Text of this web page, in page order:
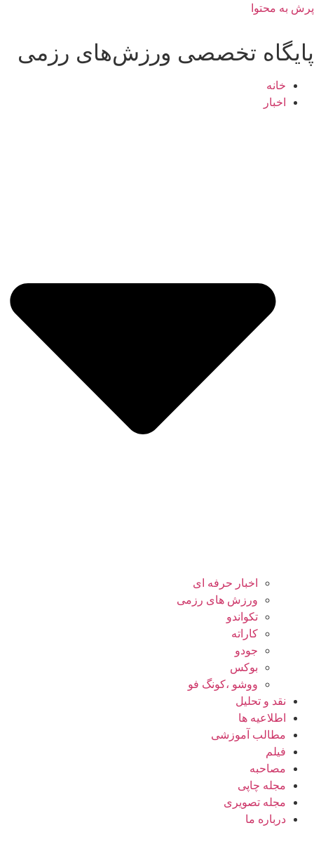
پرش به محتوا
پایگاه تخصصی ورزش‌های رزمی
خانه
اخبار
اخبار حرفه ای
ورزش های رزمی
تکواندو
کاراته
جودو
بوکس
ووشو ،کونگ فو
نقد و تحلیل
اطلاعیه ها
مطالب آموزشی
فیلم
مصاحبه
مجله چاپی
مجله تصویری
درباره ما